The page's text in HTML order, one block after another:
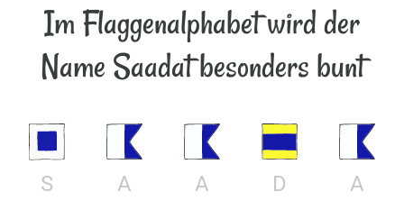
Im Flaggenalphabet wird der
Name Saadat besonders bunt
S A A D A